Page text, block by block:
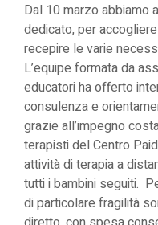
Dal 10 marzo abbiamo
dedicato, per
recepire le varie
L’equipe formata da
educatori ha offerto
consulenza e
grazie all’impegno
terapisti del Centro
attività di terapia a
tutti i bambini seguiti.
di particolare fragilità